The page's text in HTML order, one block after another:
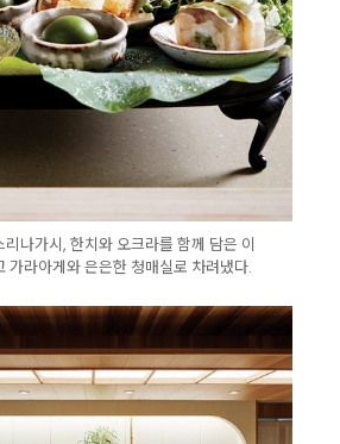
나가시, 한치와 오크라를 함께 담은 이
가라아게와 은은한 청매실로 차려냈다.